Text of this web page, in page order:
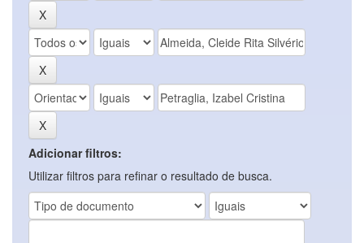
Adicionar filtros:
Utilizar filtros para refinar o resultado de busca.